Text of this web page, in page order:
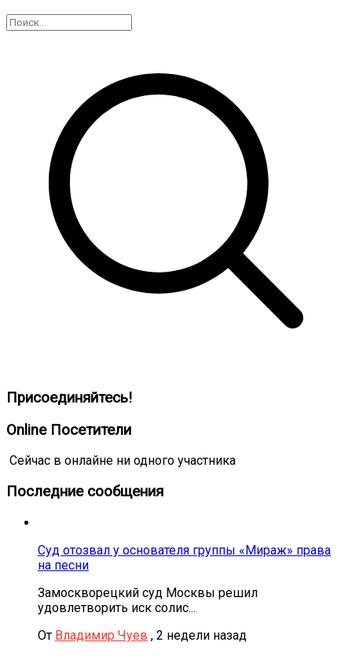
Присоединяйтесь!
Online Посетители
Сейчас в онлайне ни одного участника
Последние сообщения
Суд отозвал у основателя группы «Мираж» права
на песни
Замоскворецкий суд Москвы решил
удовлетворить иск солис...
От Владимир Чуев , 2 недели назад